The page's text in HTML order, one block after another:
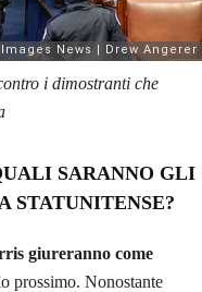
i dimostranti che
SARANNO GLI
STATUNITENSE?
giureranno come
prossimo. Nonostante